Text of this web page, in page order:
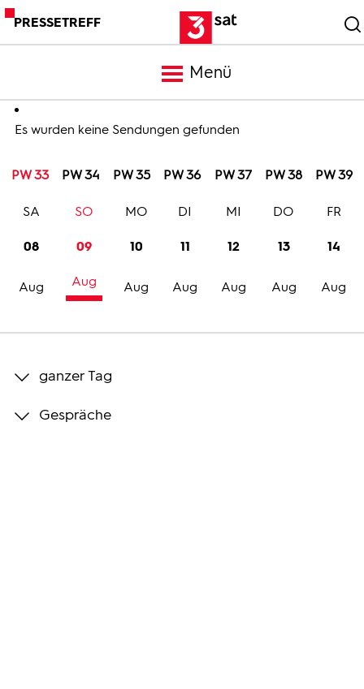
PRESSETREFF
Menü
Meldungen
Programm
Trailer
Bilder
Es wurden keine Sendungen gefunden
PW 33 PW 34 PW 35 PW 36 PW 37 PW 38 PW 39
08
Aug
SA
09
Aug
SO
10
Aug
MO
11
Aug
DI
12
Aug
MI
13
Aug
DO
14
Aug
FR
ganzer Tag
Gespräche